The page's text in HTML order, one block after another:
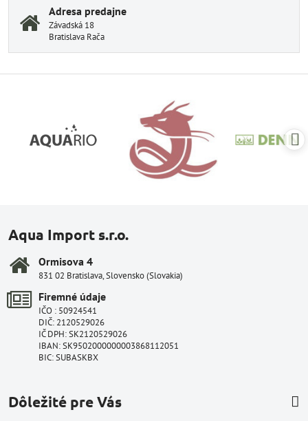
Adresa predajne
Závadská 18
Bratislava Rača
Aqua Import s.r.o.
Ormisova 4
831 02 Bratislava, Slovensko (Slovakia)
Firemné údaje
IČO : 50924541
DIČ: 2120529026
IČ DPH: SK2120529026
IBAN: SK9502000000003868112051
BIC: SUBASKBX
Dôležité pre Vás